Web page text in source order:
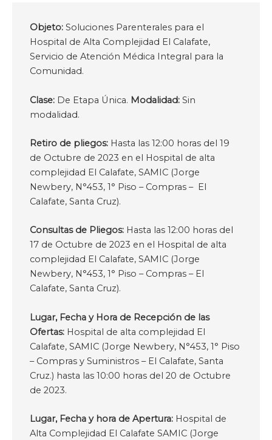
Objeto: Soluciones Parenterales para el
Hospital de Alta Complejidad El Calafate,
Servicio de Atención Médica Integral para la
Comunidad.
Clase: De Etapa Única. Modalidad:Sin
modalidad.
Retiro de pliegos: Hasta las 12:00 horas del 19
de Octubre de 2023 en el Hospital de alta
complejidad El Calafate, SAMIC (Jorge
Newbery, N°453, 1° Piso – Compras – El
Calafate, Santa Cruz).
Consultas de Pliegos: Hasta las 12:00 horas del
17 de Octubre de 2023 en el Hospital de alta
complejidad El Calafate, SAMIC (Jorge
Newbery, N°453, 1° Piso – Compras – El
Calafate, Santa Cruz).
Lugar, Fecha y Hora de Recepción de las
Ofertas: Hospital de alta complejidad El
Calafate, SAMIC (Jorge Newbery, N°453, 1° Piso
– Compras y Suministros – El Calafate, Santa
Cruz.) hasta las 10:00 horas del 20 de Octubre
de 2023.
Lugar, Fecha y hora de Apertura: Hospital de
Alta Complejidad El Calafate SAMIC (Jorge